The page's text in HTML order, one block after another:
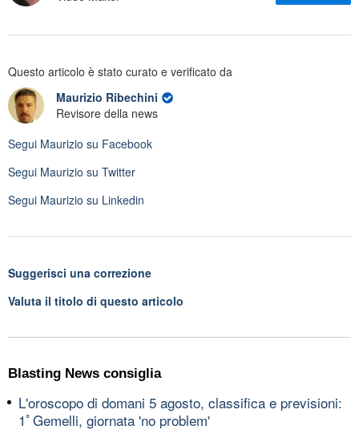
Questo articolo è stato curato e verificato da
Maurizio Ribechini
Revisore della news
Segui Maurizio su Facebook
Segui Maurizio su Twitter
Segui Maurizio su Linkedin
Suggerisci una correzione
Valuta il titolo di questo articolo
Blasting News consiglia
L'oroscopo di domani 5 agosto, classifica e previsioni:
1ﾟGemelli, giornata 'no problem'